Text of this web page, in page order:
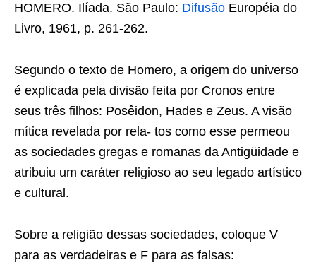
HOMERO. Ilíada. São Paulo: Difusão Européia do
Livro, 1961, p. 261-262.
Segundo o texto de Homero, a origem do universo
é explicada pela divisão feita por Cronos entre
seus três filhos: Posêidon, Hades e Zeus. A visão
mítica revelada por rela- tos como esse permeou
as sociedades gregas e romanas da Antigüidade e
atribuiu um caráter religioso ao seu legado artístico
e cultural.
Sobre a religião dessas sociedades, coloque V
para as verdadeiras e F para as falsas: